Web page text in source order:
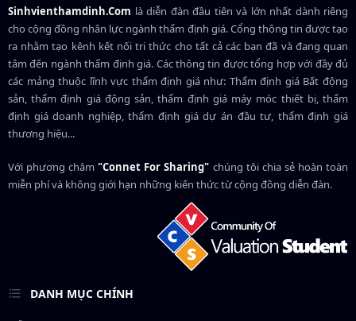
Sinhvienthamdinh.Com là diễn đàn đầu tiên và lớn nhất dành riêng
cho cộng đồng nhân lực ngànhthẩm định giá. Cổng thông tin được tạo
ra nhằm tạo kênh kết nối tri thức cho tất cả các bạn đã và đang quan
tâm đến ngành thẩm định giá. Các thông tin được tổng hợp với đầy đủ
các mảng thuộc lĩnh vực thẩm định giá như: Thẩm định giá Bất động
sản, thẩm định giá động sản, thẩm định giá máy móc thiết bị, thẩm
định giá doanh nghiệp, thẩm định giá dự án đầu tư, thẩm định giá
thương hiệu...
Với phương châm"Connet For Sharing" chúng tôi chia sẻ hoàn toàn
miễn phí và không giới hạn những kiến thức từ cộng đồng diễn đàn.
DANH MỤC CHÍNH